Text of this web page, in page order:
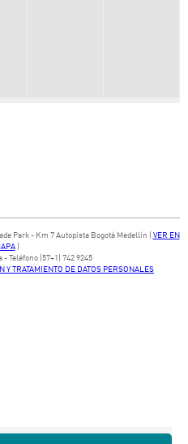
Park - ​Km 7 Autopista Bogotá Medellín​ ( VER EN
)
Teléfono (57+1) 742 9245
Y TRATAMIENTO DE DATOS PERSONALES